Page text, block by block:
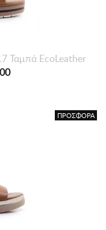
Ταμπά EcoLeather
ΠΡΟΣΦΟΡΑ